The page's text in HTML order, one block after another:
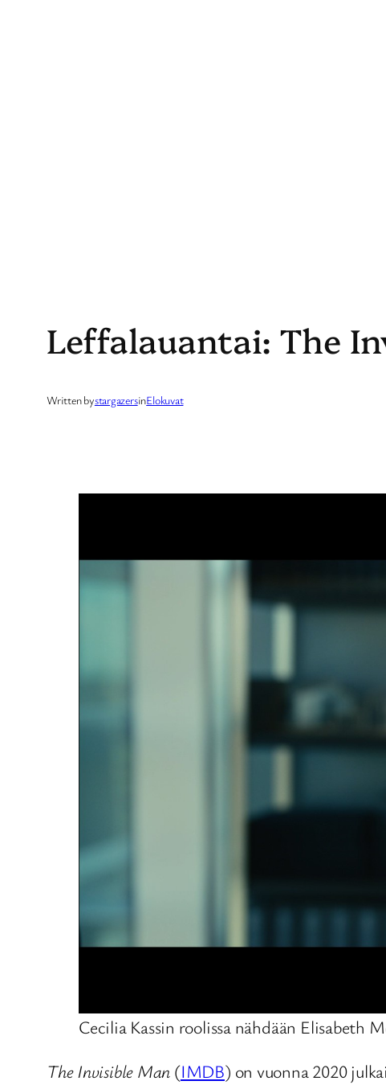
Leffalauantai: The
Written bystargazersinElokuvat
Cecilia Kassin roolissa nähdään Elisabeth
The Invisible Man (IMDB) on vuonna 2020